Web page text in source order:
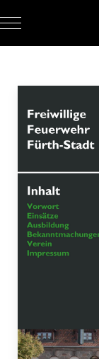
Mobile Menu Toggle